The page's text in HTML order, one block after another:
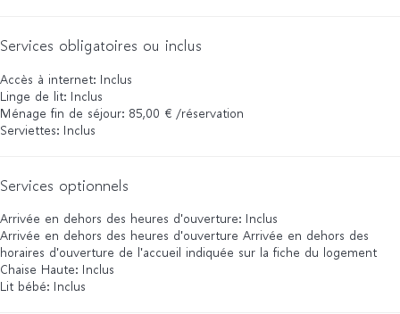
Services obligatoires ou inclus
Accès à internet: Inclus
Linge de lit: Inclus
Ménage fin de séjour: 85,00 € /réservation
Serviettes: Inclus
Services optionnels
Arrivée en dehors des heures d'ouverture: Inclus
Arrivée en dehors des heures d'ouverture Arrivée en dehors des
horaires d'ouverture de l'accueil indiquée sur la fiche du logement
Chaise Haute: Inclus
Lit bébé: Inclus